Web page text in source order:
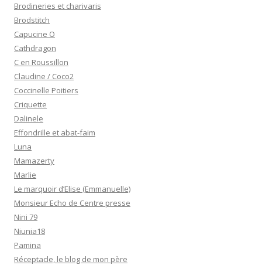
Brodineries et charivaris
Brodstitch
Capucine O
Cathdragon
C en Roussillon
Claudine / Coco2
Coccinelle Poitiers
Criquette
Dalinele
Effondrille et abat-faim
Luna
Mamazerty
Marlie
Le marquoir d’Elise (Emmanuelle)
Monsieur Echo de Centre presse
Nini 79
Niunia18
Pamina
Réceptacle, le blog de mon père